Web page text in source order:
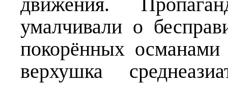
умалчивали о
покорённых османами
верхушка